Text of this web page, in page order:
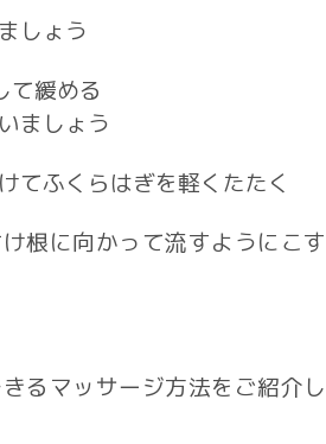
しょう
緩める
ましょう
てふくらはぎを軽くたたく
根に向かって流すようにこす
るマッサージ方法をご紹介し